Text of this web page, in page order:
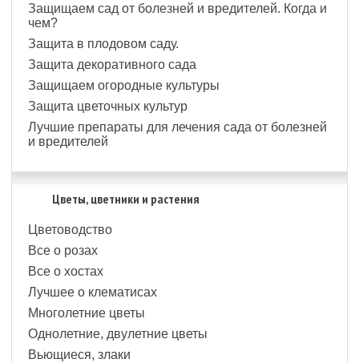
Защищаем сад от болезней и вредителей. Когда и
чем?
Защита в плодовом саду.
Защита декоративного сада
Защищаем огородные культуры
Защита цветочных культур
Лучшие препараты для лечения сада от болезней
и вредителей
Цветы, цветники и растения
Цветоводство
Все о розах
Все о хостах
Лучшее о клематисах
Многолетние цветы
Однолетние, двулетние цветы
Вьющиеся, злаки